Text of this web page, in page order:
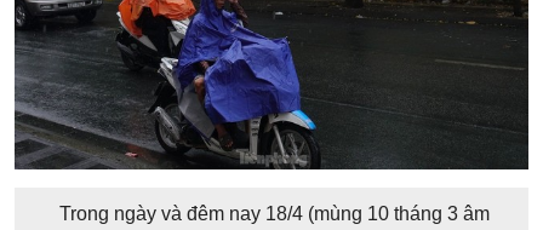
Trong ngày và đêm nay 18/4 (mùng 10 tháng 3 âm